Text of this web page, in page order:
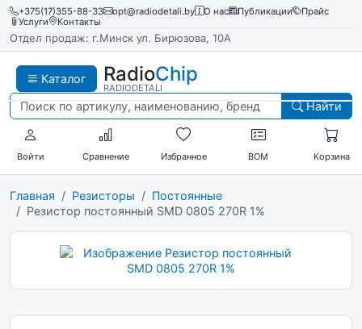
+375(17)355-88-33 opt@radiodetali.by О нас Публикации
Прайс
Услуги
Контакты
Отдел продаж: г.Минск ул. Бирюзова, 10А
Каталог RadioChip
RADIODETALI
Найти
Войти Сравнение Избранное BOM Корзина
Главная Резисторы
Постоянные
Резистор постоянный SMD 0805 270R 1%